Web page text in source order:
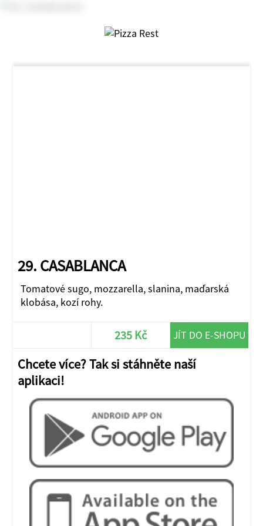
29. CASABLANCA
Tomatové sugo, mozzarella, slanina, maďarská
klobása, kozí rohy.
235 Kč JÍT DO E-SHOPU
Chcete více? Tak si stáhněte naší
aplikaci!